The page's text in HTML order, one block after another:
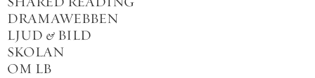
DRAMAWEBBEN
LJUD & BILD
SKOLAN
OM LB